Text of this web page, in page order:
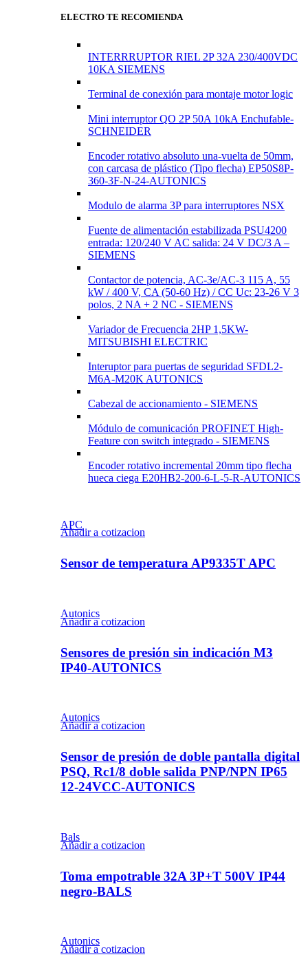
ELECTRO TE RECOMIENDA
INTERRRUPTOR RIEL 2P 32A 230/400VDC
10KA SIEMENS
Terminal de conexión para montaje motor logic
Mini interruptor QO 2P 50A 10kA Enchufable-
SCHNEIDER
Encoder rotativo absoluto una-vuelta de 50mm,
con carcasa de plástico (Tipo flecha) EP50S8P-
360-3F-N-24-AUTONICS
Modulo de alarma 3P para interruptores NSX
Fuente de alimentación estabilizada PSU4200
entrada: 120/240 V AC salida: 24 V DC/3 A –
SIEMENS
Contactor de potencia, AC-3e/AC-3 115 A, 55
kW / 400 V, CA (50-60 Hz) / CC Uc: 23-26 V 3
polos, 2 NA + 2 NC - SIEMENS
Variador de Frecuencia 2HP 1,5KW-
MITSUBISHI ELECTRIC
Interuptor para puertas de seguridad SFDL2-
M6A-M20K AUTONICS
Cabezal de accionamiento - SIEMENS
Módulo de comunicación PROFINET High-
Feature con switch integrado - SIEMENS
Encoder rotativo incremental 20mm tipo flecha
hueca ciega E20HB2-200-6-L-5-R-AUTONICS
APC
Añadir a cotizacion
Sensor de temperatura AP9335T APC
Autonics
Añadir a cotizacion
Sensores de presión sin indicación M3
IP40-AUTONICS
Autonics
Añadir a cotizacion
Sensor de presión de doble pantalla digital
PSQ, Rc1/8 doble salida PNP/NPN IP65
12-24VCC-AUTONICS
Bals
Añadir a cotizacion
Toma empotrable 32A 3P+T 500V IP44
negro-BALS
Autonics
Añadir a cotizacion